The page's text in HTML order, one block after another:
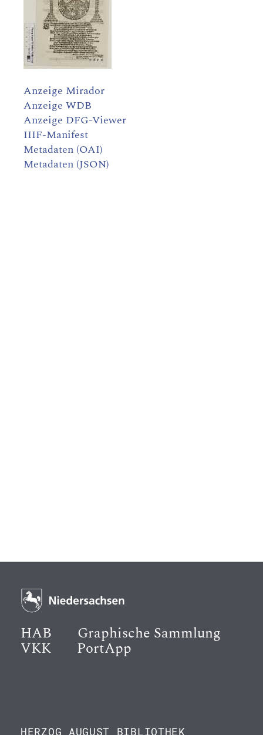
Anzeige Mirador
Anzeige WDB
Anzeige DFG-Viewer
IIIF-Manifest
Metadaten (OAI)
Metadaten (JSON)
HAB Graphische Sammlung
VKK PortApp
HERZOG AUGUST BIBLIOTHEK